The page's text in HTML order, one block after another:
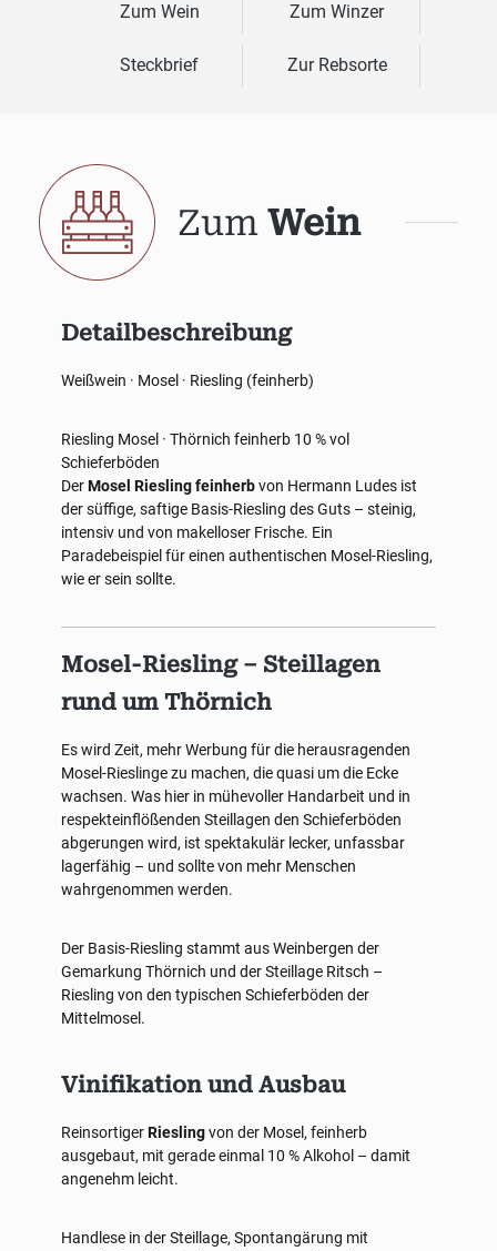
Zum Wein Zum Winzer
Steckbrief Zur Rebsorte
Zum Wein
Detailbeschreibung
Weißwein · Mosel · Riesling (feinherb)
Riesling Mosel · Thörnich feinherb 10 % vol
Schieferböden
DerMosel Riesling feinherbvon Hermann Ludes ist
der süffige, saftige Basis-Riesling des Guts – steinig,
intensiv und von makelloser Frische. Ein
Paradebeispiel für einen authentischen Mosel-Riesling,
wie er sein sollte.
Mosel-Riesling – Steillagen
rund um Thörnich
Es wird Zeit, mehr Werbung für die herausragenden
Mosel-Rieslinge zu machen, die quasi um die Ecke
wachsen. Was hier in mühevoller Handarbeit und in
respekteinflößenden Steillagen den Schieferböden
abgerungen wird, ist spektakulär lecker, unfassbar
lagerfähig – und sollte von mehr Menschen
wahrgenommen werden.
Der Basis-Riesling stammt aus Weinbergen der
Gemarkung Thörnich und der Steillage Ritsch –
Riesling von den typischen Schieferböden der
Mittelmosel.
Vinifikation und Ausbau
ReinsortigerRieslingvon der Mosel, feinherb
ausgebaut, mit gerade einmal 10 % Alkohol – damit
angenehm leicht.
Handlese in der Steillage, Spontangärung mit